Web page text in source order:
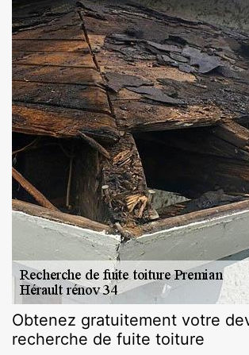
Obtenez gratuitement votre
recherche de fuite toiture